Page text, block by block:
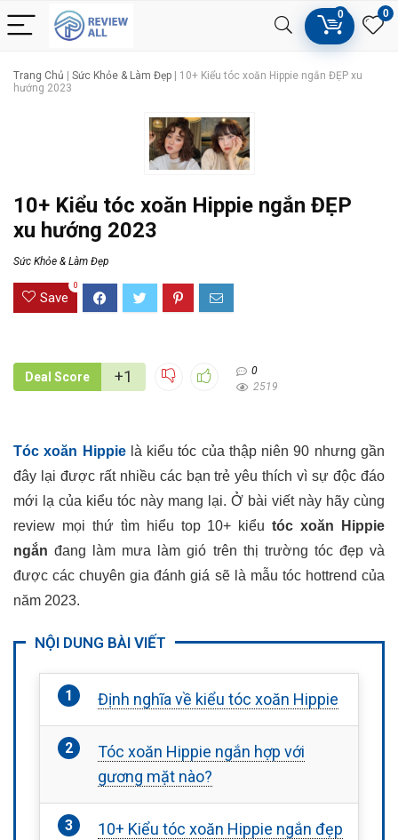
0 0
Trang Chủ Sức Khỏe & Làm Đẹp
10+ Kiểu tóc xoăn Hippie ngắn ĐẸP xu
hướng 2023
10+ Kiểu tóc xoăn Hippie ngắn ĐẸP
xu hướng 2023
Sức Khỏe & Làm Đẹp
Save
0
Deal Score +1
0
2519
Tóc xoăn Hippielà kiểu tóc của thập niên 90 nhưng gần
đây lại được rất nhiều các bạn trẻ yêu thích vì sự độc đáo
mới lạ của kiểu tóc này mang lại. Ở bài viết này hãy cùng
review mọi thứ tìm hiểu top 10+ kiểutóc xoăn Hippie
ngắn đang làm mưa làm gió trên thị trường tóc đẹp và
được các chuyên gia đánh giá sẽ là mẫu tóc hottrend của
năm 2023.
NỘI DUNG BÀI VIẾT
Định nghĩa về kiểu tóc xoăn Hippie
Tóc xoăn Hippie ngắn hợp với
gương mặt nào?
10+ Kiểu tóc xoăn Hippie ngắn đẹp